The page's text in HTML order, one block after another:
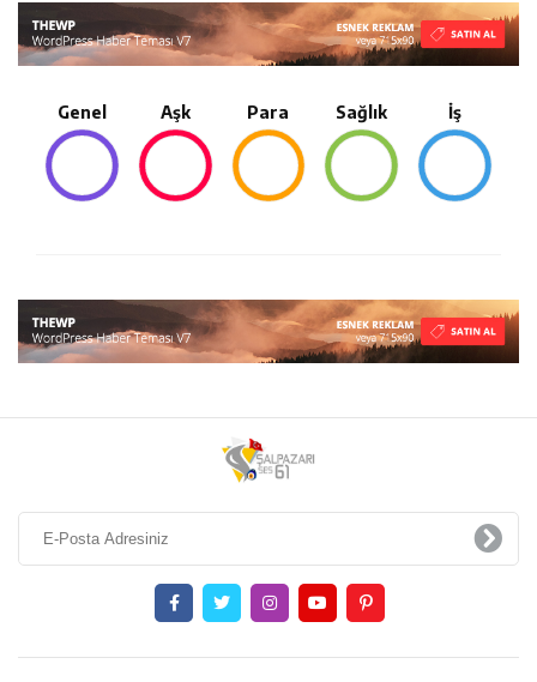
Genel Aşk Para Sağlık İş